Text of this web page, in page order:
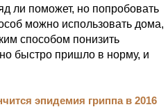
ли поможет, но попробовать
можно использовать дома,
способом понизить
быстро пришло в норму, и
эпидемия гриппа в 2016